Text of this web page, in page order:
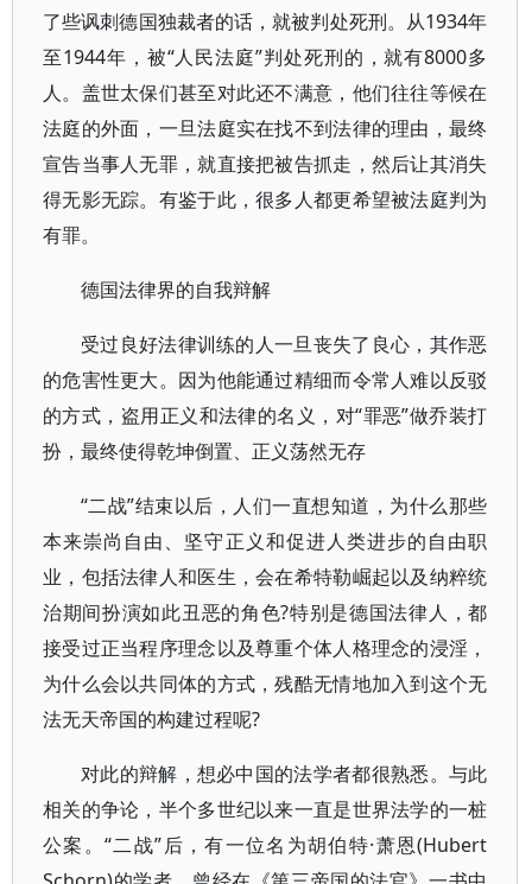
了些讽刺德国独裁者的话，就被判处死刑。从1934年
至1944年，被“人民法庭”判处死刑的，就有8000多
人。盖世太保们甚至对此还不满意，他们往往等候在
法庭的外面，一旦法庭实在找不到法律的理由，最终
宣告当事人无罪，就直接把被告抓走，然后让其消失
得无影无踪。有鉴于此，很多人都更希望被法庭判为
有罪。
德国法律界的自我辩解
受过良好法律训练的人一旦丧失了良心，其作恶
的危害性更大。因为他能通过精细而令常人难以反驳
的方式，盗用正义和法律的名义，对“罪恶”做乔装打
扮，最终使得乾坤倒置、正义荡然无存
“二战”结束以后，人们一直想知道，为什么那些
本来崇尚自由、坚守正义和促进人类进步的自由职
业，包括法律人和医生，会在希特勒崛起以及纳粹统
治期间扮演如此丑恶的角色?特别是德国法律人，都
接受过正当程序理念以及尊重个体人格理念的浸淫，
为什么会以共同体的方式，残酷无情地加入到这个无
法无天帝国的构建过程呢?
对此的辩解，想必中国的法学者都很熟悉。与此
相关的争论，半个多世纪以来一直是世界法学的一桩
公案。“二战”后，有一位名为胡伯特·萧恩(Hubert